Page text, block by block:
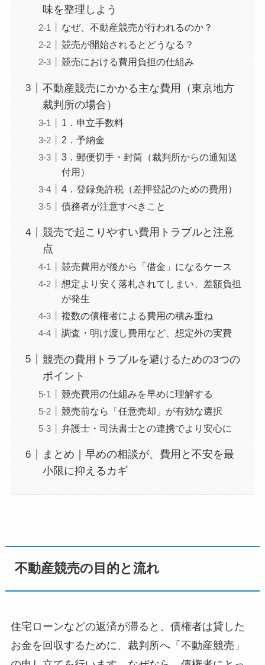
味を整理しよう
なぜ、不動産競売が行われるのか？
競売が開始されるとどうなる？
競売における費用負担の仕組み
不動産競売にかかる主な費用（東京地方
裁判所の場合）
1．申立手数料
2．予納金
3．郵便切手・封筒（裁判所からの通知送
付用）
4．登録免許税（差押登記のための費用）
債務者が注意すべきこと
競売で起こりやすい費用トラブルと注意
点
競売費用が後から「借金」になるケース
想定より安く落札されてしまい、差額負担
が発生
複数の債権者による費用の積み重ね
調査・明け渡し費用など、想定外の実費
競売の費用トラブルを避けるための3つの
ポイント
競売費用の仕組みを早めに理解する
競売前なら「任意売却」が有効な選択
弁護士・司法書士との連携でより安心に
まとめ｜早めの相談が、費用と不安を最
小限に抑えるカギ
不動産競売の目的と流れ
住宅ローンなどの返済が滞ると、債権者は貸した
お金を回収するために、裁判所へ「不動産競売」